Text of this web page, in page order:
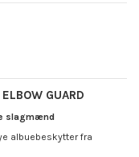
GUARD
slagmænd
albuebeskytter fra